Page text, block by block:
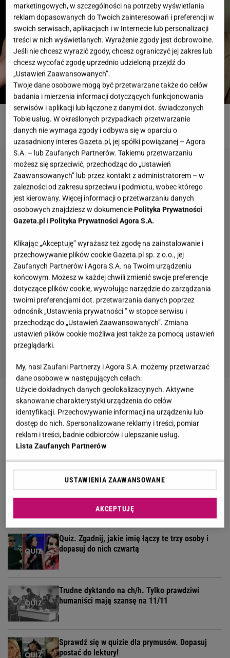
ROZWIĄŻ QUIZ
Quiz - te wieczorynki pamiętają tylko wychowani
w PRL-u! A ty?
5 kategorii, 5 pytań. Rozwiąż quiz wiedzy
ogólnej dla wybitnych!
wynik godny mistrza!
Quiz. Zgadnij, jakie imię łączy te trzy osoby i
dopasuj do nich czwartą
Trudne dyktando na ch/h. Tylko prawdziwi
humaniści mają szansę na 11/11
Sprawdź się w quizie dla prymusów. Dopasuj
postać do lektury!
marketingowych, w szczególności na potrzeby wyświetlania
reklam dopasowanych do Twoich zainteresowań i preferencji w
swoich serwisach, aplikacjach i w Internecie lub personalizacji
treści w nich wyświetlanych. Wyrażenie zgody jest dobrowolne.
Jeśli nie chcesz wyrazić zgody, chcesz ograniczyć jej zakres lub
chcesz wycofać zgodę uprzednio udzieloną przejdź do
„Ustawień Zaawansowanych”.
Twoje dane osobowe mogą być przetwarzane także do celów
badania i mierzenia informacji dotyczących funkcjonowania
serwisów i aplikacji lub łączone z danymi dot. świadczonych
Tobie usług. W określonych przypadkach przetwarzanie
danych nie wymaga zgody i odbywa się w oparciu o
uzasadniony interes Gazeta.pl, jej spółki powiązanej – Agora
S.A. – lub Zaufanych Partnerów. Takiemu przetwarzaniu
możesz się sprzeciwić, przechodząc do „Ustawień
Zaawansowanych” lub przez kontakt z administratorem – w
zależności od zakresu sprzeciwu i podmiotu, wobec którego
jest kierowany. Więcej informacji o przetwarzaniu danych
osobowych znajdziesz w dokumenciePolityka Prywatności
Gazeta.pl iPolityka Prywatności Agora S.A.
Klikając „Akceptuję” wyrażasz też zgodę na zainstalowanie i
przechowywanie plików cookie Gazeta.pl sp. z o.o., jej
Zaufanych Partnerów i Agora S.A. na Twoim urządzeniu
końcowym. Możesz w każdej chwili zmienić swoje preferencje
dotyczące plików cookie, wywołując narzędzie do zarządzania
twoimi preferencjami dot. przetwarzania danych poprzez
odnośnik „Ustawienia prywatności ” w stopce serwisu i
przechodząc do „Ustawień Zaawansowanych”. Zmiana
ustawień plików cookie możliwa jest także za pomocą ustawień
przeglądarki.
My, nasi Zaufani Partnerzy i Agora S.A. możemy przetwarzać
dane osobowe w następujących celach:
Użycie dokładnych danych geolokalizacyjnych. Aktywne
skanowanie charakterystyki urządzenia do celów
identyfikacji. Przechowywanie informacji na urządzeniu lub
dostęp do nich. Spersonalizowane reklamy i treści, pomiar
reklam i treści, badnie odbiorców i ulepszanie usług.
Lista Zaufanych Partnerów
USTAWIENIA ZAAWANSOWANE
AKCEPTUJĘ